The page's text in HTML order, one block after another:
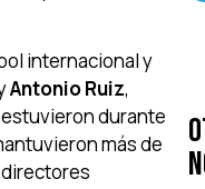
internacional y
Antonio Ruiz,
durante
más de